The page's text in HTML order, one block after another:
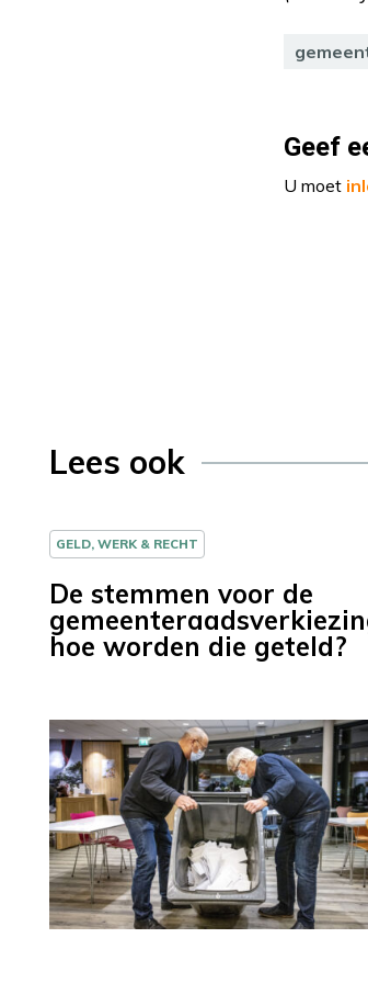
Geef
U moet
Lees ook
GELD, WERK & RECHT
De stemmen voor de
hoe worden die geteld?